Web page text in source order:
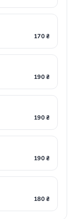
170 ₴
190 ₴
190 ₴
190 ₴
180 ₴